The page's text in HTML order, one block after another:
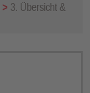
> 3. Übersicht &